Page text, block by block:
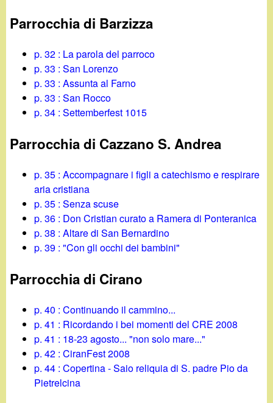
Parrocchia di Barzizza
p. 32 : La parola del parroco
p. 33 : San Lorenzo
p. 33 : Assunta al Farno
p. 33 : San Rocco
p. 34 : Settemberfest 1015
Parrocchia di Cazzano S. Andrea
p. 35 : Accompagnare i figli a catechismo e respirare
aria cristiana
p. 35 : Senza scuse
p. 36 : Don Cristian curato a Ramera di Ponteranica
p. 38 : Altare di San Bernardino
p. 39 : "Con gli occhi dei bambini"
Parrocchia di Cirano
p. 40 : Continuando il cammino...
p. 41 : Ricordando i bei momenti del CRE 2008
p. 41 : 18-23 agosto... "non solo mare..."
p. 42 : CiranFest 2008
p. 44 : Copertina - Saio reliquia di S. padre Pio da
Pietrelcina